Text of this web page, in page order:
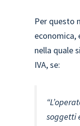
Per questo
economica,
nella quale
IVA, se:
soggetti